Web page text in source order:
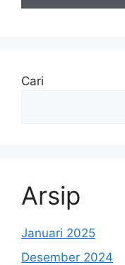
Cari
Arsip
Januari 2025
Desember 2024